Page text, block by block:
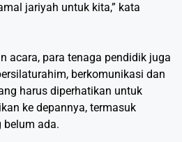
jariyah untuk kita,” kata
acara, para tenaga pendidik juga
berkomunikasi dan
harus diperhatikan untuk
ke depannya, termasuk
belum ada.